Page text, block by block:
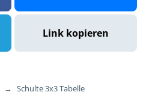
Link kopieren
→ Schulte 3x3 Tabelle